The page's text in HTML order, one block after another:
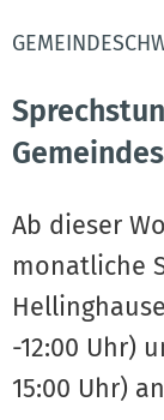
Ab dieser
monatliche
-12:00 Uhr)
15:00 Uhr)